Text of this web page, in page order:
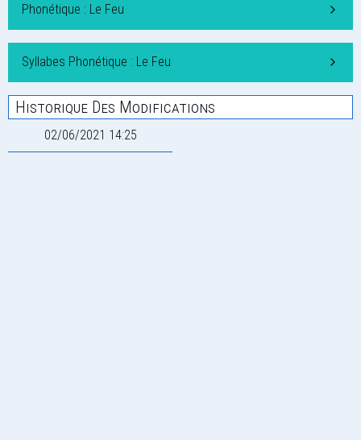
Phonétique : Le Feu
Syllabes Phonétique : Le Feu
Historique Des Modifications
02/06/2021 14:25